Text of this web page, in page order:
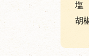
塩
胡